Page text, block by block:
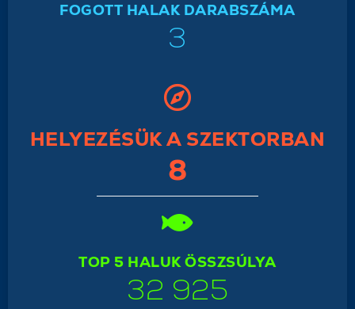
FOGOTT HALAK DARABSZÁMA
3
HELYEZÉSÜK A SZEKTORBAN
8
TOP 5 HALUK ÖSSZSÚLYA
32 925